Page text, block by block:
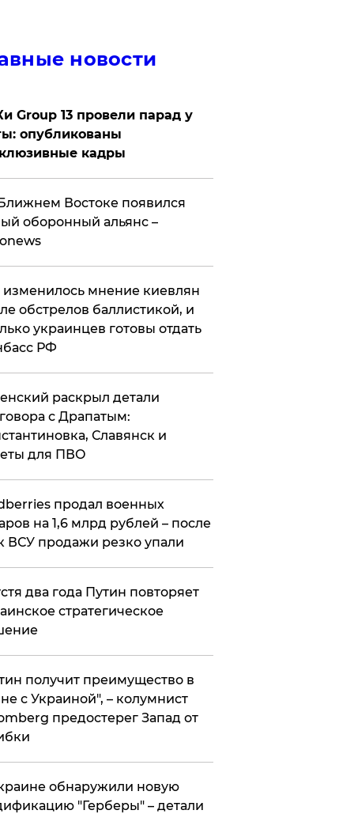
новости
Group 13 провели парад у
опубликованы
кадры
Востоке появился
оборонный альянс –
изменилось мнение киевлян
обстрелов баллистикой, и
украинцев готовы отдать
РФ
раскрыл детали
с Драпатым:
Славянск и
для ПВО
продал военных
на 1,6 млрд рублей – после
ВСУ продажи резко упали
два года Путин повторяет
стратегическое
получит преимущество в
с Украиной", – колумнист
предостерег Запад от
обнаружили новую
"Герберы" – детали